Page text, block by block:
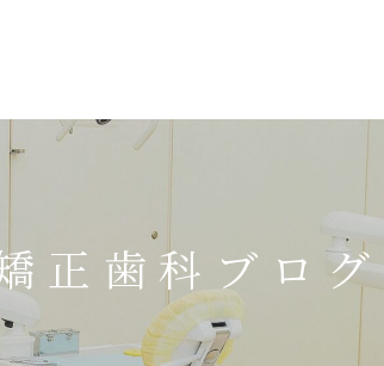
正歯科ブログ